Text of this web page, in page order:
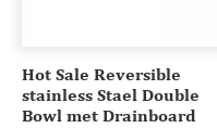
Hot Sale Reversible
stainless Stael Double
Bowl met Drainboard